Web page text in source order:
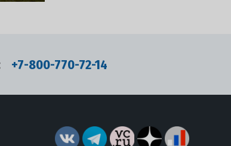
+7-800-770-72-14